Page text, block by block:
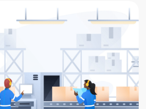
труда на
предприятиях.